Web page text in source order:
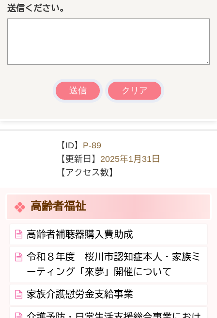
送信ください。
【ID】 P-89
【更新日】 2025年1月31日
【アクセス数】
高齢者福祉
高齢者補聴器購入費助成
令和８年度 桜川市認知症本人・家族ミ
ーティング「來夢」開催について
家族介護慰労金支給事業